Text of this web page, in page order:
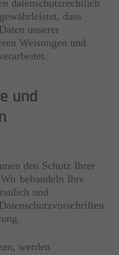
datenschutzrechtlich
dass
unserer
Weisungen und
und
den Schutz Ihrer
behandeln Ihre
und
werden